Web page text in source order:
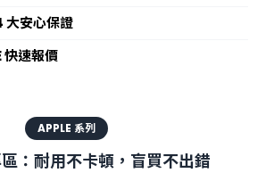
大安心保證
快速報價
APPLE 系列
：耐用不卡頓，盲買不出錯